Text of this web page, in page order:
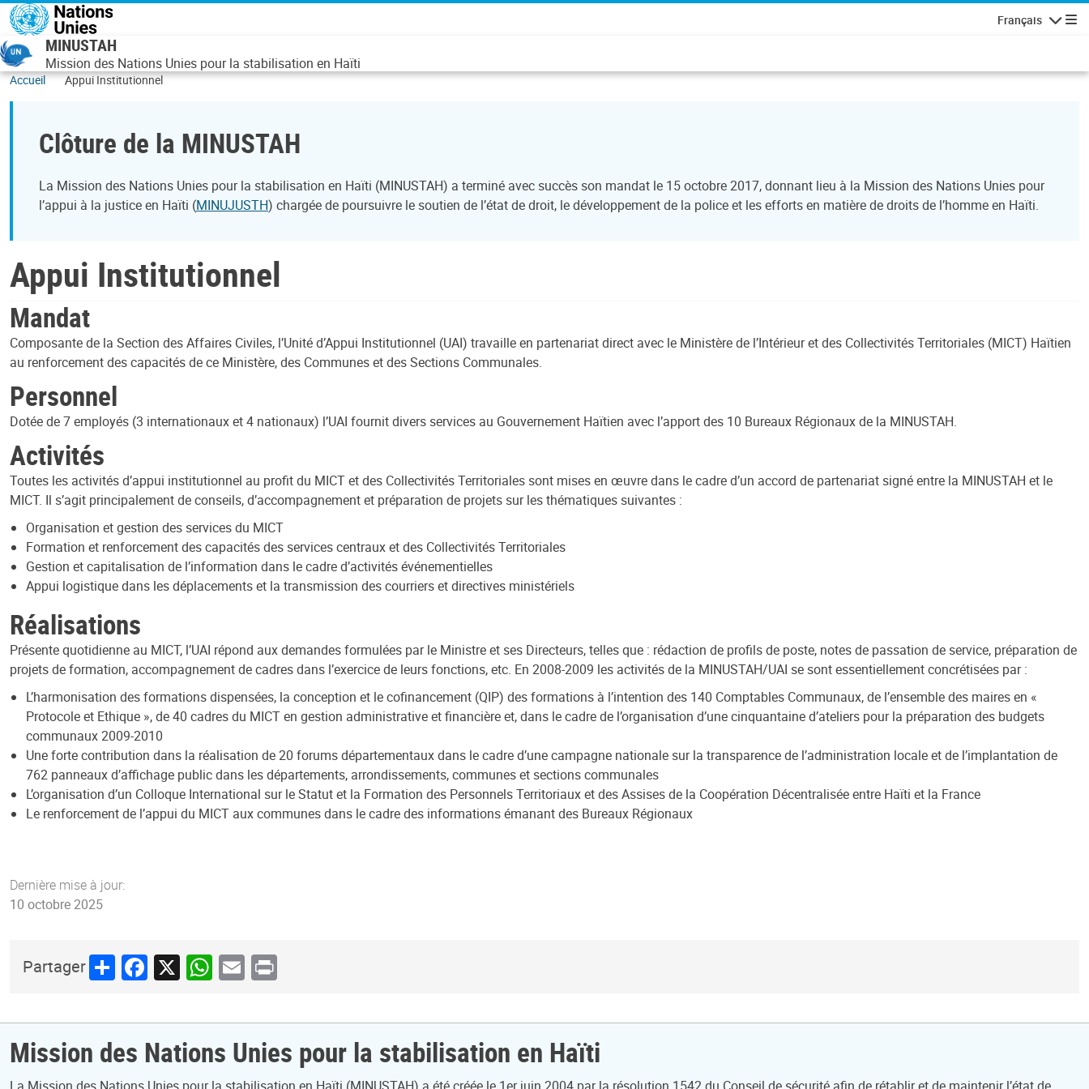
Aller au contenu principal
Français
MINUSTAH
Mission des Nations Unies pour la stabilisation en Haïti
Accueil Appui Institutionnel
Clôture de la MINUSTAH
La Mission des Nations Unies pour la stabilisation en Haïti (MINUSTAH) a terminé avec succès son mandat le 15 octobre 2017, donnant lieu à la Mission des Nations Unies pour
l’appui à la justice en Haïti (MINUJUSTH) chargée de poursuivre le soutien de l’état de droit, le développement de la police et les efforts en matière de droits de l’homme en Haïti.
Appui Institutionnel
Mandat
Composante de la Section des Affaires Civiles, l’Unité d’Appui Institutionnel (UAI) travaille en partenariat direct avec le Ministère de l’Intérieur et des Collectivités Territoriales (MICT) Haïtien
au renforcement des capacités de ce Ministère, des Communes et des Sections Communales.
Personnel
Dotée de 7 employés (3 internationaux et 4 nationaux) l’UAI fournit divers services au Gouvernement Haïtien avec l’apport des 10 Bureaux Régionaux de la MINUSTAH.
Activités
Toutes les activités d’appui institutionnel au profit du MICT et des Collectivités Territoriales sont mises en œuvre dans le cadre d’un accord de partenariat signé entre la MINUSTAH et le
MICT. Il s’agit principalement de conseils, d’accompagnement et préparation de projets sur les thématiques suivantes :
Organisation et gestion des services du MICT
Formation et renforcement des capacités des services centraux et des Collectivités Territoriales
Gestion et capitalisation de l’information dans le cadre d’activités événementielles
Appui logistique dans les déplacements et la transmission des courriers et directives ministériels
Réalisations
Présente quotidienne au MICT, l’UAI répond aux demandes formulées par le Ministre et ses Directeurs, telles que : rédaction de profils de poste, notes de passation de service, préparation de
projets de formation, accompagnement de cadres dans l’exercice de leurs fonctions, etc. En 2008-2009 les activités de la MINUSTAH/UAI se sont essentiellement concrétisées par :
L’harmonisation des formations dispensées, la conception et le cofinancement (QIP) des formations à l’intention des 140 Comptables Communaux, de l’ensemble des maires en «
Protocole et Ethique », de 40 cadres du MICT en gestion administrative et financière et, dans le cadre de l’organisation d’une cinquantaine d’ateliers pour la préparation des budgets
communaux 2009-2010
Une forte contribution dans la réalisation de 20 forums départementaux dans le cadre d’une campagne nationale sur la transparence de l’administration locale et de l’implantation de
762 panneaux d’affichage public dans les départements, arrondissements, communes et sections communales
L’organisation d’un Colloque International sur le Statut et la Formation des Personnels Territoriaux et des Assises de la Coopération Décentralisée entre Haïti et la France
Le renforcement de l’appui du MICT aux communes dans le cadre des informations émanant des Bureaux Régionaux
Dernière mise à jour:
10 octobre 2025
PartagerShareFacebook
X WhatsApp
Email
Print
Mission des Nations Unies pour la stabilisation en Haïti